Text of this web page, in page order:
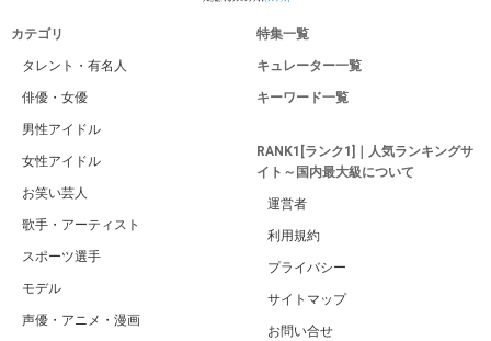
カテゴリ
タレント・有名人
俳優・女優
男性アイドル
女性アイドル
お笑い芸人
歌手・アーティスト
スポーツ選手
モデル
声優・アニメ・漫画
特集一覧
キュレーター一覧
キーワード一覧
RANK1[ランク1]｜人気ランキングサ
イト～国内最大級について
運営者
利用規約
プライバシー
サイトマップ
お問い合せ